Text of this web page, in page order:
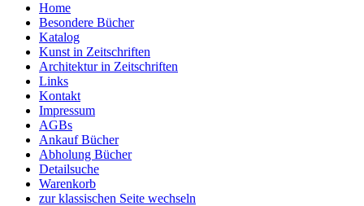
Home
Besondere Bücher
Katalog
Kunst in Zeitschriften
Architektur in Zeitschriften
Links
Kontakt
Impressum
AGBs
Ankauf Bücher
Abholung Bücher
Detailsuche
Warenkorb
zur klassischen Seite wechseln